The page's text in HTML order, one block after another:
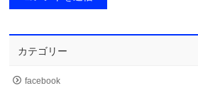
カテゴリー
facebook